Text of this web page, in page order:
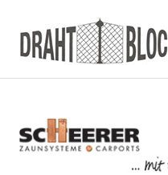
Inhalt
springen